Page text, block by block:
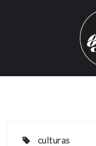
culturas